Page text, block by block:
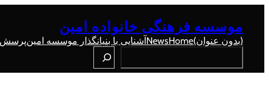
موسسه فرهنگی خانواده امین
(بدون عنوان)Home
Newsآشنایی با بنیانگذار موسسه امینپرسش
Search